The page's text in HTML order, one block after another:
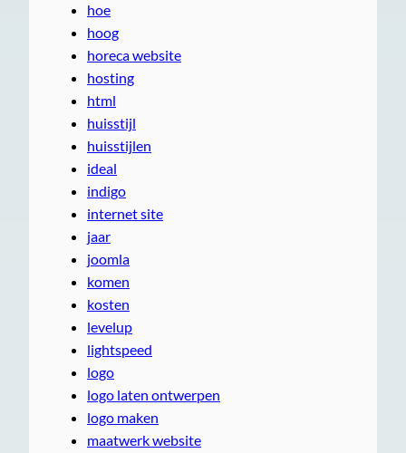
hoe
hoog
horeca website
hosting
html
huisstijl
huisstijlen
ideal
indigo
internet site
jaar
joomla
komen
kosten
levelup
lightspeed
logo
logo laten ontwerpen
logo maken
maatwerk website